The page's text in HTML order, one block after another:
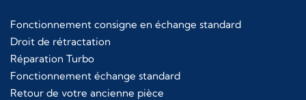
Fonctionnement consigne en échange standard
Droit de rétractation
Réparation Turbo
Fonctionnement échange standard
Retour de votre ancienne pièce